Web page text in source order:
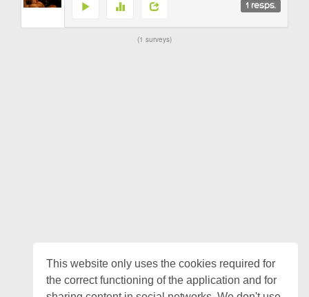
This website only uses the cookies required for
the correct functioning of the application and for
1 resps.
1 surveys